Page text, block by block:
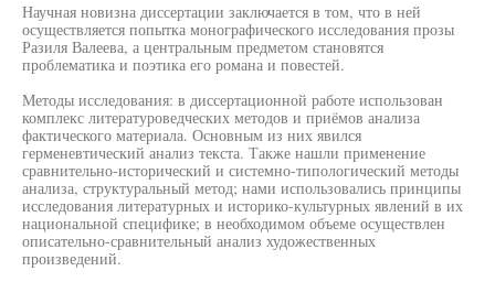
Научная новизна диссертации заключается в том, что в ней
осуществляется попытка монографического исследования прозы
Разиля Валеева, а центральным предметом становятся
проблематика и поэтика его романа и повестей.
Методы исследования: в диссертационной работе использован
комплекс литературоведческих методов и приёмов анализа
фактического материала. Основным из них явился
герменевтический анализ текста. Также нашли применение
сравнительно-исторический и системно-типологический методы
анализа, структуральный метод; нами использовались принципы
исследования литературных и историко-культурных явлений в их
национальной специфике; в необходимом объеме осуществлен
описательно-сравнительный анализ художественных
произведений.